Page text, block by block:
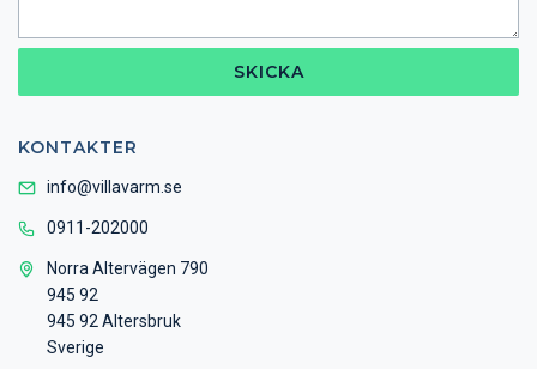
SKICKA
KONTAKTER
info@villavarm.se
0911-202000
Norra Altervägen 790
945 92
945 92 Altersbruk
Sverige